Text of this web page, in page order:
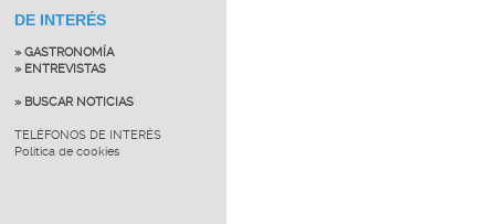
DE INTERÉS
» GASTRONOMÍA
» ENTREVISTAS
» BUSCAR NOTICIAS
TELÉFONOS DE INTERÉS
Política de cookies